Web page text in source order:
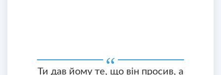
Ти дав йому те, що він просив, а